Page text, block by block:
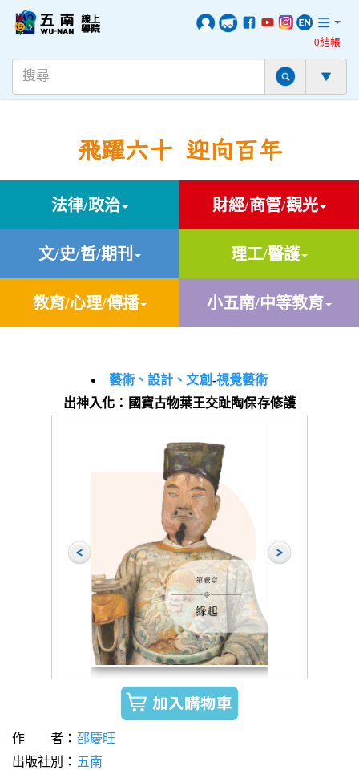
0結帳
飛躍六十 迎向百年
法律/政治 財經/商管/觀光
文/史/哲/期刊 理工/醫護
教育/心理/傳播 小五南/中等教育
藝術、設計、文創-視覺藝術
出神入化：國寶古物葉王交趾陶保存修護
作 者： 邵慶旺
出版社別： 五南